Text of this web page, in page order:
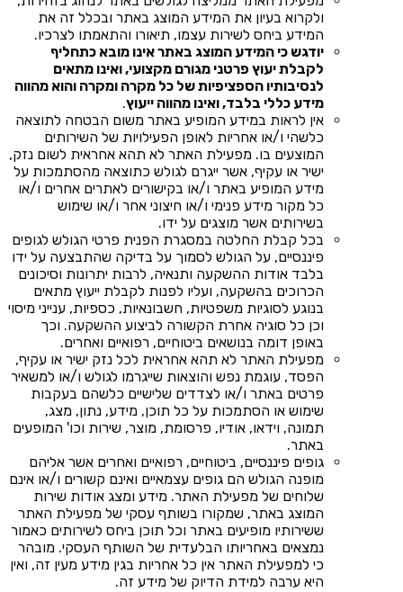
ולקרוא בעיון את המידע המוצג באתר ובכלל זה את
המידע ביחס לשירות עצמו, תיאורו והתאמתו לצרכיו.
יודגש כי המידע המוצג באתר אינו מובא כתחליף
לקבלת יעוץ פרטני מגורם מקצועי, ואינו מתאים
לנסיבותיו הספציפיות של כל מקרה ומקרה והוא מהווה
מידע כללי בלבד, ואינו מהווה ייעוץ.
אין לראות במידע המופיע באתר משום הבטחה לתוצאה
כלשהי ו/או אחריות לאופן הפעילויות של השירותים
המוצעים בו. מפעילת האתר לא תהא אחראית לשום נזק,
ישיר או עקיף, אשר ייגרם לגולש כתוצאה מהסתמכות על
מידע המופיע באתר ו/או בקישורים לאתרים אחרים ו/או
כל מקור מידע פנימי ו/או חיצוני אחר ו/או שימוש
בשירותים אשר מוצגים על ידו.
בכל קבלת החלטה במסגרת הפנית פרטי הגולש לגופים
פיננסיים, על הגולש לסמוך על בדיקה שהתבצעה על ידו
בלבד אודות ההשקעה ותנאיה, לרבות יתרונות וסיכונים
הכרוכים בהשקעה, ועליו לפנות לקבלת ייעוץ מתאים
בנוגע לסוגיות משפטיות, חשבונאיות, כספיות, ענייני מיסוי
וכן כל סוגיה אחרת הקשורה לביצוע ההשקעה. וכך
באופן דומה בנושאים ביטוחיים, רפואיים ואחרים.
מפעילת האתר לא תהא אחראית לכל נזק ישיר או עקיף,
הפסד, עוגמת נפש והוצאות שייגרמו לגולש ו/או למשאיר
פרטים באתר ו/או לצדדים שלישיים כלשהם בעקבות
שימוש או הסתמכות על כל תוכן, מידע, נתון, מצג,
תמונה, וידאו, אודיו, פרסומת, מוצר, שירות וכו' המופעים
באתר.
גופים פיננסיים, ביטוחיים, רפואיים ואחרים אשר אליהם
מופנה הגולש הם גופים עצמאיים ואינם קשורים ו/או אינם
שלוחים של מפעילת האתר. מידע ומצג אודות שירות
המוצג באתר, שמקורו בשותף עסקי של מפעילת האתר
ששירותיו מופיעים באתר וכל תוכן ביחס לשירותים כאמור
נמצאים באחריותו הבלעדית של השותף העסקי. מובהר
כי למפעילת האתר אין כל אחריות בגין מידע מעין זה, ואין
היא ערבה למידת הדיוק של מידע זה.